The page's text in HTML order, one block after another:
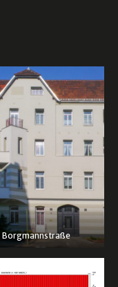
Borgmannstraße